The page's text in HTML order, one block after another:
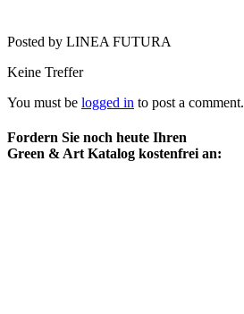
Posted by LINEA FUTURA
Keine Treffer
You must be logged in to post a comment.
Fordern Sie noch heute Ihren
Green & Art Katalog kostenfrei an: